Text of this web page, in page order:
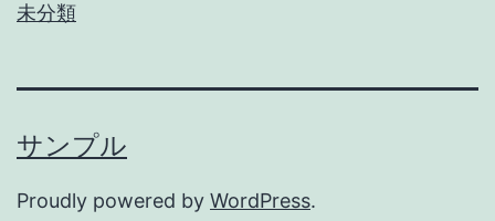
未分類
サンプル
Proudly powered by WordPress.